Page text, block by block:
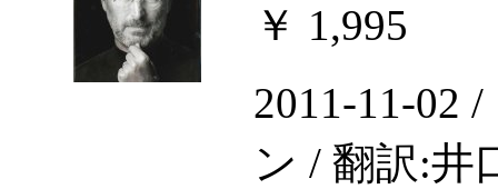
￥ 1,995
2011-11-02
ン / 翻訳:井